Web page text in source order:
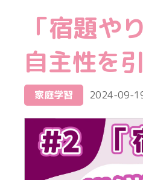
「宿題や
自主性を
家庭学習 2024-09-